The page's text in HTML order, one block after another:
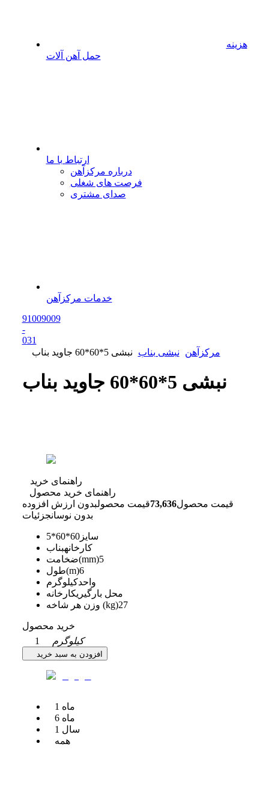
هزینه
حمل آهن آلات
ارتباط با ما
درباره مرکزآهن
فرصت های شغلی
صدای مشتری
خدمات مرکزآهن
91009009
-
031
مرکزآهن
نبشی بناب نبشی 5*60*60 جاوید بناب
نبشی 5*60*60 جاوید بناب
راهنمای خرید
راهنمای خرید محصول
قیمت محصول73,636قیمت محصولبدون ارزش افزوده
بدون نوسانجزئیات
سایز60*60*5
کارخانهبناب
ضخامت(mm)5
طول(m)6
واحدکیلوگرم
محل بارگیریکارخانه
وزن هر شاخه (kg)27
خرید محصول
1
کیلوگرم
افزودن به سبد خرید
1 ماه
6 ماه
1 سال
همه